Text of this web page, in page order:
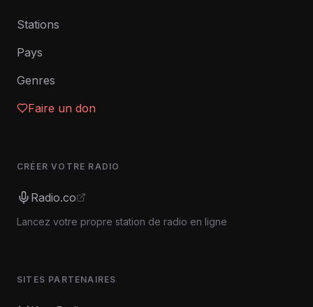
Stations
Pays
Genres
Faire un don
CRÉER VOTRE RADIO
Radio.co
Lancez votre propre station de radio en ligne
SITES PARTENAIRES